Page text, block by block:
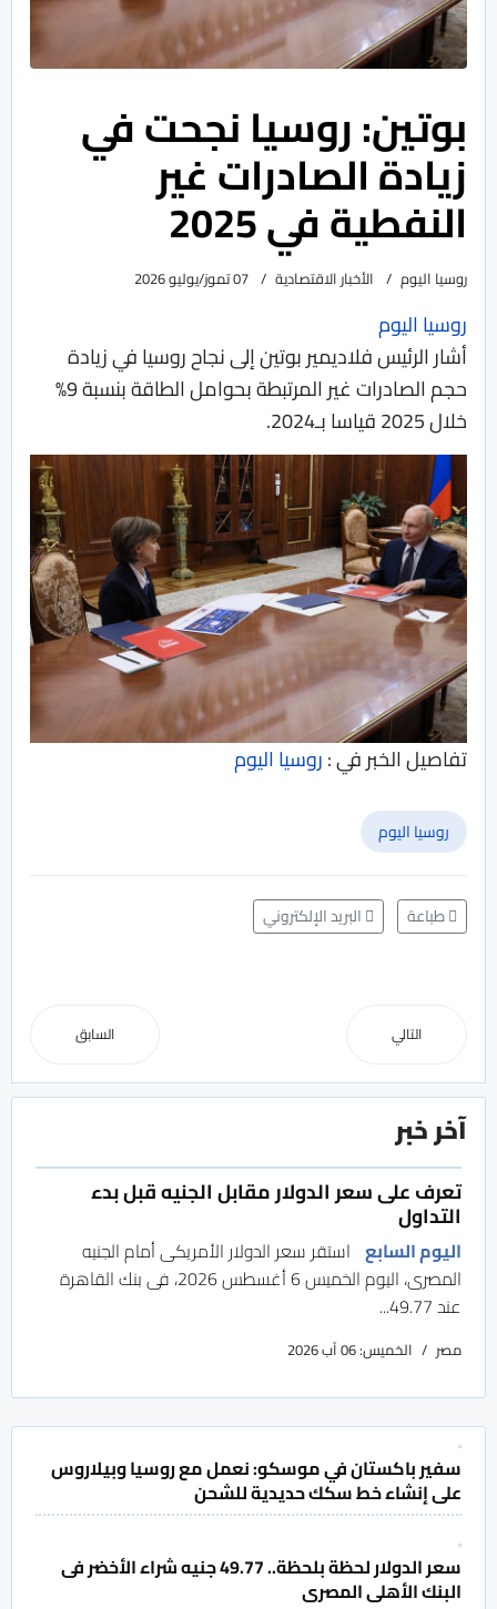
بوتين: روسيا نجحت في
زيادة الصادرات غير
النفطية في 2025
روسيا اليوم الأخبار الاقتصادية 07 تموز/يوليو 2026
روسيا اليوم
أشار الرئيس فلاديمير بوتين إلى نجاح روسيا في زيادة
حجم الصادرات غير المرتبطة بحوامل الطاقة بنسبة 9%
خلال 2025 قياسا بـ2024.
تفاصيل الخبر في :روسيا اليوم
روسيا اليوم
طباعة البريد الإلكتروني
السابق التالي
آخر خبر
تعرف على سعر الدولار مقابل الجنيه قبل بدء
التداول
اليوم السابع استقر سعر الدولار الأمريكى أمام الجنيه
المصرى، اليوم الخميس 6 أغسطس 2026، فى بنك القاهرة
عند 49.77...
مصر الخميس: 06 آب 2026
سفير باكستان في موسكو: نعمل مع روسيا وبيلاروس
على إنشاء خط سكك حديدية للشحن
سعر الدولار لحظة بلحظة.. 49.77 جنيه شراء الأخضر فى
البنك الأهلى المصرى